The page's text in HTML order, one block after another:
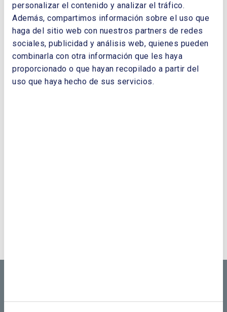
personalizar el contenido y analizar el tráfico.
Además, compartimos información sobre el uso que
haga del sitio web con nuestros partners de redes
sociales, publicidad y análisis web, quienes pueden
combinarla con otra información que les haya
proporcionado o que hayan recopilado a partir del
uso que haya hecho de sus servicios.
DOCUMENTOS
ce53_06_seguridadsuministroelectricotransicionener
getica.pdf
INFORMACIÓN